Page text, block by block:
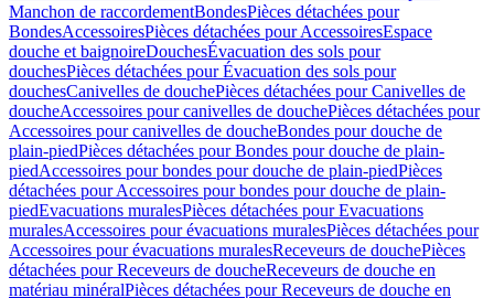
Manchon de raccordementBondesPièces détachées pour
BondesAccessoiresPièces détachées pour AccessoiresEspace
douche et baignoireDouchesÉvacuation des sols pour
douchesPièces détachées pour Évacuation des sols pour
douchesCanivelles de douchePièces détachées pour Canivelles de
doucheAccessoires pour canivelles de douchePièces détachées pour
Accessoires pour canivelles de doucheBondes pour douche de
plain-piedPièces détachées pour Bondes pour douche de plain-
piedAccessoires pour bondes pour douche de plain-piedPièces
détachées pour Accessoires pour bondes pour douche de plain-
piedEvacuations muralesPièces détachées pour Evacuations
muralesAccessoires pour évacuations muralesPièces détachées pour
Accessoires pour évacuations muralesReceveurs de douchePièces
détachées pour Receveurs de doucheReceveurs de douche en
matériau minéralPièces détachées pour Receveurs de douche en